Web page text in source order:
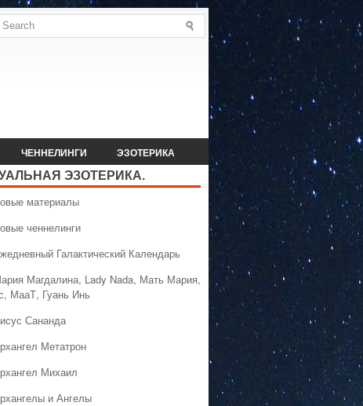
ЧЕННЕЛИНГИ ЭЗОТЕРИКА
ЭЗОТЕРИКА.
материалы
ченнелинги
Галактический Календарь
Магдалина, Lady Nada, Мать Мария,
МааТ, Гуань Инь
Сананда
Метатрон
Михаил
и Ангелы